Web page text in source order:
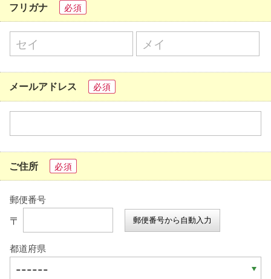
フリガナ 必須
メールアドレス 必須
ご住所 必須
郵便番号
〒 郵便番号から自動入力
都道府県